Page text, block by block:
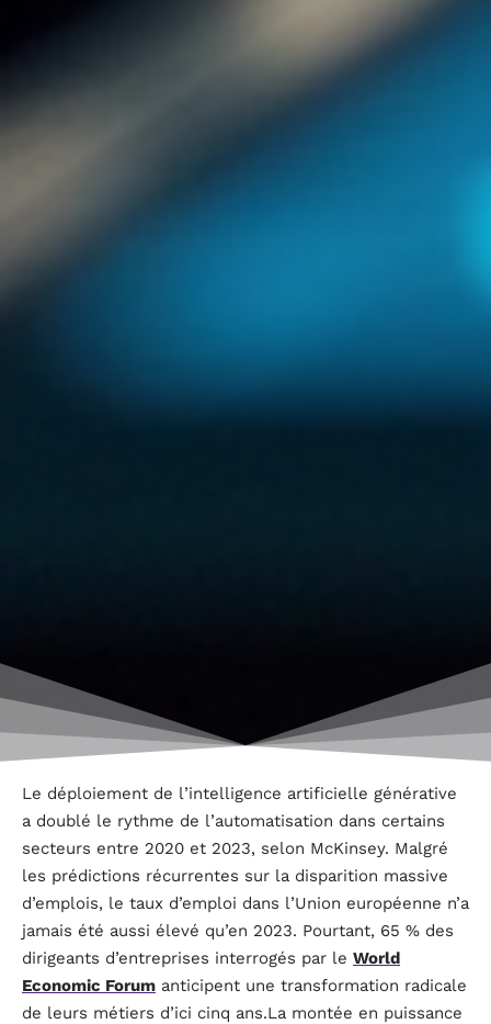
Le déploiement de l’intelligence artificielle générative
a doublé le rythme de l’automatisation dans certains
secteurs entre 2020 et 2023, selon McKinsey. Malgré
les prédictions récurrentes sur la disparition massive
d’emplois, le taux d’emploi dans l’Union européenne n’a
jamais été aussi élevé qu’en 2023. Pourtant, 65 % des
dirigeants d’entreprises interrogés par le World
Economic Forum anticipent une transformation radicale
de leurs métiers d’ici cinq ans.La montée en puissance